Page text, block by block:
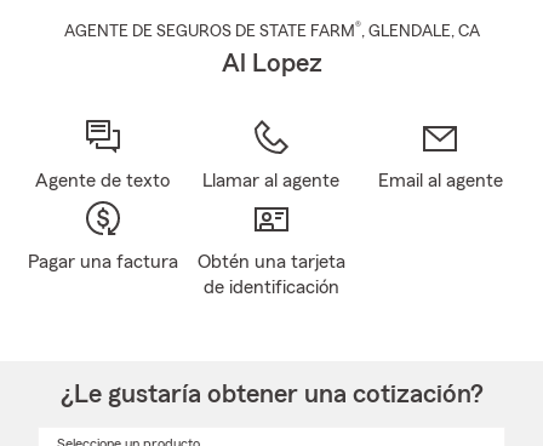
AGENTE DE SEGUROS DE STATE FARM®, GLENDALE, CA
Al Lopez
Agente de texto Llamar al agente Email al agente
Pagar una factura
Obtén una tarjeta
de identificación
¿Le gustaría obtener una cotización?